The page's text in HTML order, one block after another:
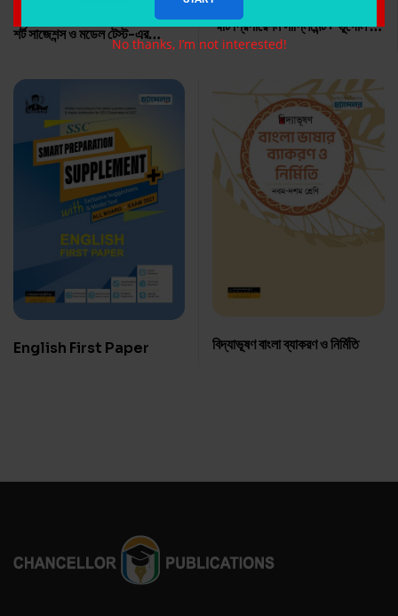
শর্ট সাজেশন্স ও মডেল টেস্ট-এর
স্মার্ট প্রিপারেশন সাপ্লিমেন্ট+ ভূগোল ও
পরিবেশ
English First Paper বিদ্যাভূষণ বাংলা ব্যাকরণ ও নির্মিতি
No thanks, I’m not interested!